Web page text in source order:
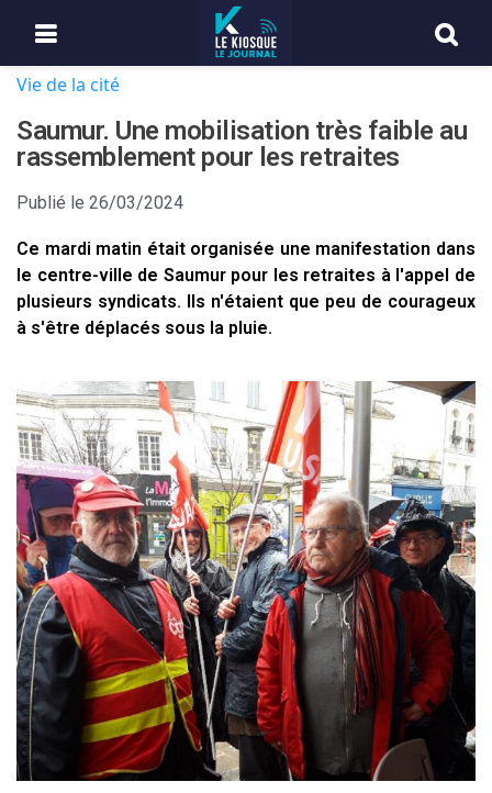
Vie de la cité
Saumur. Une mobilisation très faible au
rassemblement pour les retraites
Publié le 26/03/2024
Ce mardi matin était organisée une manifestation dans
le centre-ville de Saumur pour les retraites à l'appel de
plusieurs syndicats. Ils n'étaient que peu de courageux
à s'être déplacés sous la pluie.